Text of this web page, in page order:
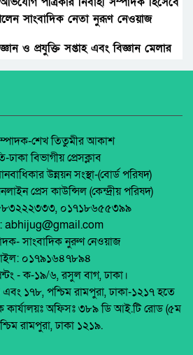
আসামি ধরতে যাওয়া পুলিশের ওপর
৬
ইন্টার্ন চিকিৎসক আটক
হামলা ৬ আওয়ামী লীগ নেতা
ডাস্টবিন ব্যবহার না করে রাস্তায়
অবশিষ্টাংশ, কাঠগড়ায় বাংলাদেশি
অনলাইন জুয়া সিন্ডিকেটের আস্তানায়
আটক ১৯
সাংবাদিক নেতা নুরূণ নেওয়াজ
ও প্রযুক্তি সপ্তাহ এবং বিজ্ঞান মেলার
শৃৃঙ্খলা কমিটির মাসিক সভা অনুষ্ঠিত।
এমইপি গ্রুপের মতবিনিময় সভা
বাস্তবায়ন নিয়ে প্রশ্ন: রংপুরে ১১ দলের
ইমিগ্রেশনের অভিযানে বাংলাদেশিসহ
অভিবাসী আটক
রিসোর্ট থেকে ২১ বাংলাদেশি উদ্ধার
সম্পাদক-শেখ তিতুমীর আকাশ
ঢাকা বিভাগীয় প্রেসক্লাব
উন্নয়ন সংস্থা-(বোর্ড পরিষদ)
প্রেস কাউন্সিল (কেন্দ্রীয় পরিষদ)
০১৭১৮৬৫৫৩৯৯
abhijug@gmail.com
সাংবাদিক নুরুণ নেওয়াজ
০১৭৯১৬৪৭৮৯৪
- ক-১৯/৬, রসুল বাগ, ঢাকা।
এবং ১৭৮, পশ্চিম রামপুরা, ঢাকা-১২১৭ হতে
কার্যালয়ঃ অফিসঃ ৩৮৯ ডি আই.টি রোড (৫ম
রামপুরা, ঢাকা ১২১৯.